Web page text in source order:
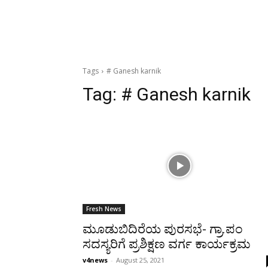
Tags # Ganesh karnik
Tag: # Ganesh karnik
Fresh News
ಮೂಡುಬಿದಿರೆಯ ಪುರಸಭೆ- ಗ್ರಾ.ಪಂ
ಸದಸ್ಯರಿಗೆ ಪ್ರಶಿಕ್ಷಣ ವರ್ಗ ಕಾರ್ಯಕ್ರಮ
v4news - August 25, 2021